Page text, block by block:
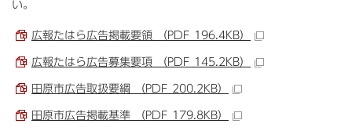
い。
広報たはら広告掲載要領 （PDF 196.4KB）
広報たはら広告募集要項 （PDF 145.2KB）
田原市広告取扱要綱 （PDF 200.2KB）
田原市広告掲載基準 （PDF 179.8KB）